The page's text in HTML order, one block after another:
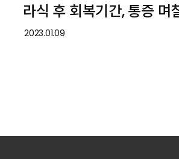
라식 후 회복기간, 통증 며
2023.01.09